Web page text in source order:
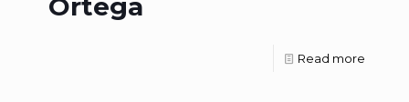
Ortega
Read more